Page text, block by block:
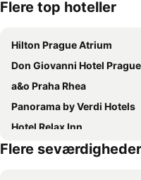
Flere top hoteller
Hilton Prague Atrium
Don Giovanni Hotel Prague - Great Hotels of The World
a&o Praha Rhea
Panorama by Verdi Hotels
Hotel Relax Inn
Urban Creme
Flere